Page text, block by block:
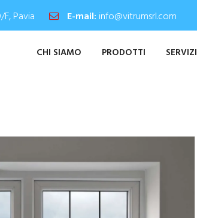
Pavia E-mail: info@vitrumsrl.com
CHI SIAMO PRODOTTI SERVIZI